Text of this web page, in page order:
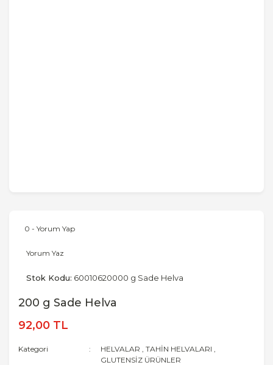
0 - Yorum Yap
Yorum Yaz
Stok Kodu: 60010620000 g Sade Helva
200 g Sade Helva
92,00 TL
Kategori HELVALAR ,TAHİN HELVALARI ,
GLUTENSİZ ÜRÜNLER